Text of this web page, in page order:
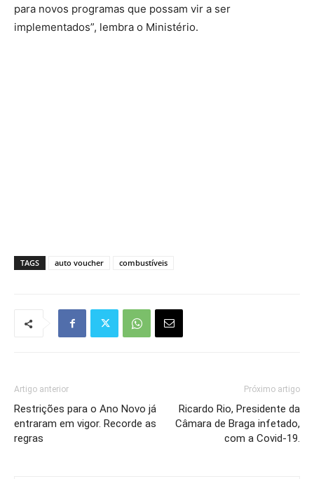
para novos programas que possam vir a ser
implementados”, lembra o Ministério.
TAGS auto voucher combustíveis
Artigo anterior
Restrições para o Ano Novo já
entraram em vigor. Recorde as
regras
Próximo artigo
Ricardo Rio, Presidente da
Câmara de Braga infetado,
com a Covid-19.